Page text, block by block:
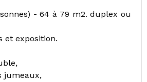
- 64 à 79 m2. duplex ou
et exposition.
jumeaux,